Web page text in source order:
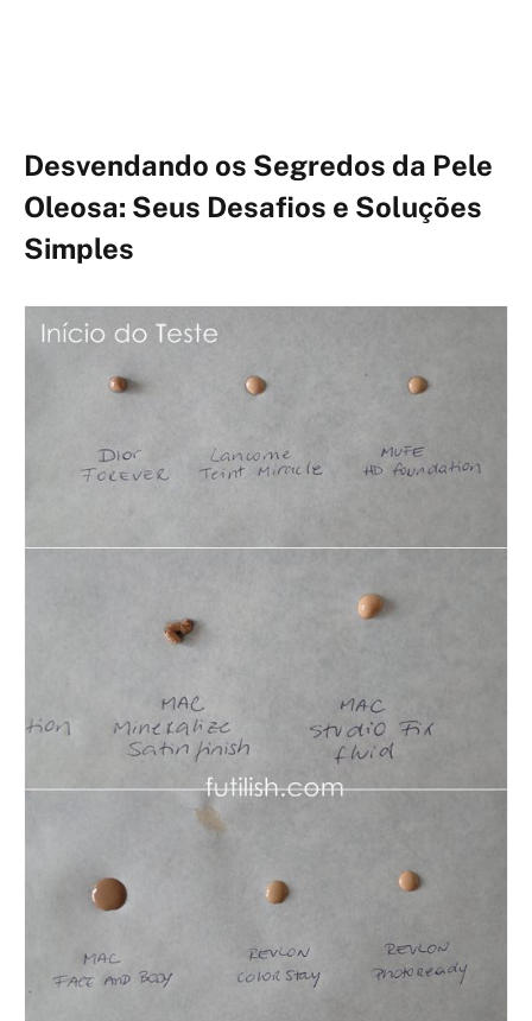
Desvendando os Segredos da Pele
Oleosa: Seus Desafios e Soluções
Simples